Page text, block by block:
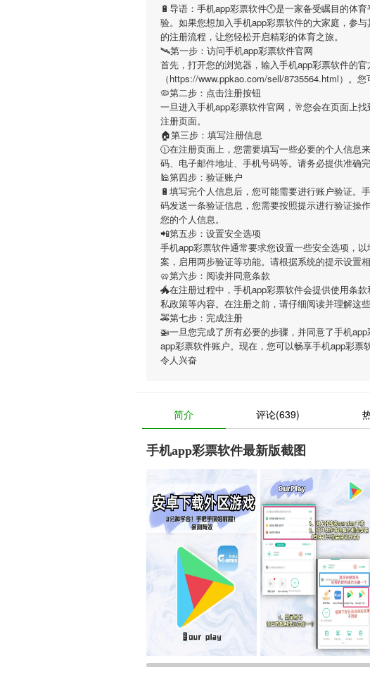
🔋导语： 手机app彩票软件🕚是一家备受瞩目的体
验。如果您想加入手机app彩票软件的大家庭，参
的注册流程，让您轻松开启精彩的体育之旅。
🛰第一步：访问手机app彩票软件官网
首先，打开您的浏览器，输入手机app彩票软件的官
（https://www.ppkao.com/sell/8735564.html）。
🦠第二步：点击注册按钮
一旦进入手机app彩票软件官网，🥂您会在页面上
注册页面。
🏠第三步：填写注册信息
🕦在注册页面上，您需要填写一些必要的个人信息
码、电子邮件地址、手机号码等。请务必提供准确
🕌第四步：验证账户
🔋填写完个人信息后，您可能需要进行账户验证。
码发送一条验证信息，您需要按照提示进行验证操
您的个人信息。
📲第五步：设置安全选项
手机app彩票软件通常要求您设置一些安全选项，
案，启用两步验证等功能。请根据系统的提示设置
🥨第六步：阅读并同意条款
🐲在注册过程中， 手机app彩票软件会提供使用条
私政策等内容。在注册之前，请仔细阅读并理解这
🚕第七步：完成注册
🚁一旦您完成了所有必要的步骤，并同意了手机
app彩票软件账户。现在，您可以畅享手机app彩票
令人兴奋
简介 评论(639)
手机app彩票软件最新版截图